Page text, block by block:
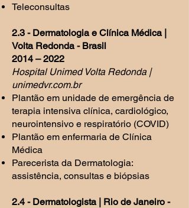
Teleconsultas
2.3 - Dermatologia e Clínica Médica |
Volta Redonda - Brasil
2014 – 2022
Hospital Unimed Volta Redonda |
unimedvr.com.br
Plantão em unidade de emergência de
terapia intensiva clínica, cardiológico,
neurointensivo e respiratório (COVID)
Plantão em enfermaria de Clínica
Médica
Parecerista da Dermatologia:
assistência, consultas e biópsias
2.4 - Dermatologista | Rio de Janeiro -